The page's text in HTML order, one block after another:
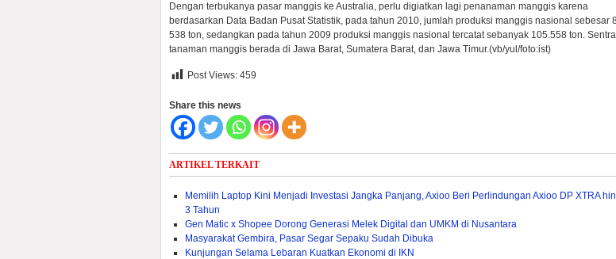
Dengan terbukanya pasar manggis ke Australia, perlu digiatkan lagi penanaman manggis karena
berdasarkan Data Badan Pusat Statistik, pada tahun 2010, jumlah produksi manggis nasional sebesar
538 ton, sedangkan pada tahun 2009 produksi manggis nasional tercatat sebanyak 105.558 ton. Sentra
tanaman manggis berada di Jawa Barat, Sumatera Barat, dan Jawa Timur.(vb/yul/foto:ist)
Post Views: 459
Share this news
ARTIKEL TERKAIT
Memilih Laptop Kini Menjadi Investasi Jangka Panjang, Axioo Beri Perlindungan Axioo DP XTRA
3 Tahun
Gen Matic x Shopee Dorong Generasi Melek Digital dan UMKM di Nusantara
Masyarakat Gembira, Pasar Segar Sepaku Sudah Dibuka
Kunjungan Selama Lebaran Kuatkan Ekonomi di IKN